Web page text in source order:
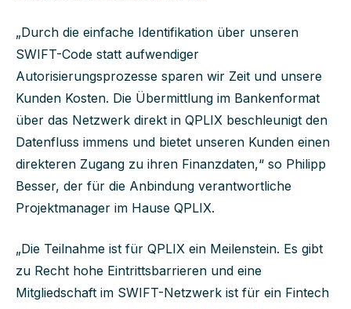
„Durch die einfache Identifikation über unseren
SWIFT-Code statt aufwendiger
Autorisierungsprozesse sparen wir Zeit und unsere
Kunden Kosten. Die Übermittlung im Bankenformat
über das Netzwerk direkt in QPLIX beschleunigt den
Datenfluss immens und bietet unseren Kunden einen
direkteren Zugang zu ihren Finanzdaten,“ so Philipp
Besser, der für die Anbindung verantwortliche
Projektmanager im Hause QPLIX.
„Die Teilnahme ist für QPLIX ein Meilenstein. Es gibt
zu Recht hohe Eintrittsbarrieren und eine
Mitgliedschaft im SWIFT-Netzwerk ist für ein Fintech